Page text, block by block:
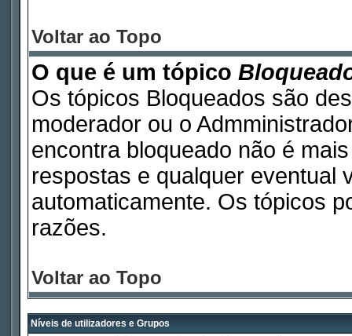
Voltar ao Topo
O que é um tópico
Os tópicos Bloqueados são
moderador ou o
encontra bloqueado não é
respostas e qualquer eventual
automaticamente. Os tópicos
razões.
Voltar ao Topo
Níveis de utilizadores e Grupos